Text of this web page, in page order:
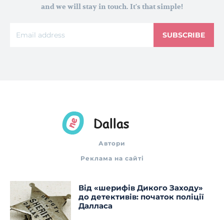
and we will stay in touch. It's that simple!
SUBSCRIBE
Автори
Реклама на сайті
Від «шерифів Дикого Заходу»
до детективів: початок поліції
Далласа